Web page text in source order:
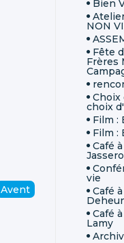
Avent
Bien
NON
Fête
Frères
Choix
choix
Film :
Film :
Café
vie
Café
Café
Lamy